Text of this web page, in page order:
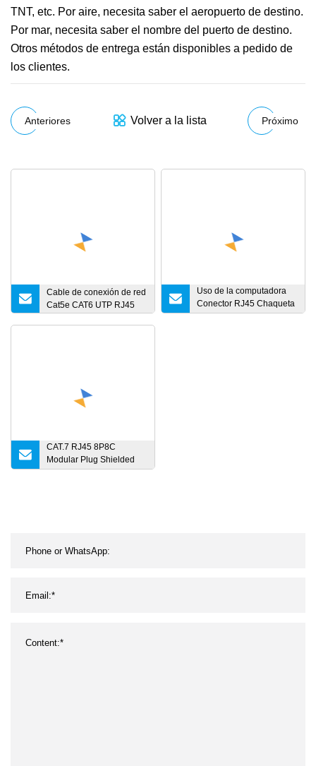
TNT, etc. Por aire, necesita saber el aeropuerto de destino.
Por mar, necesita saber el nombre del puerto de destino.
Otros métodos de entrega están disponibles a pedido de
los clientes.
Anteriores Volver a la lista Próximo
Cable de conexión de red
Cat5e CAT6 UTP RJ45
Uso de la computadora
Conector RJ45 Chaqueta
de PVC Alambre de cobre
CAT.7 RJ45 8P8C
Modular Plug Shielded
(FTP) Conectores de red